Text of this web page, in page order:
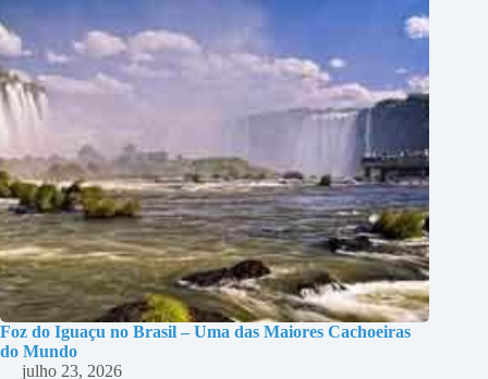
Foz do Iguaçu no Brasil – Uma das Maiores Cachoeiras
do Mundo
julho 23, 2026